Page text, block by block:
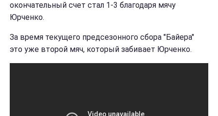
окончательный счет стал 1-3 благодаря мячу
Юрченко.
За время текущего предсезонного сбора "Байера"
это уже второй мяч, который забивает Юрченко.